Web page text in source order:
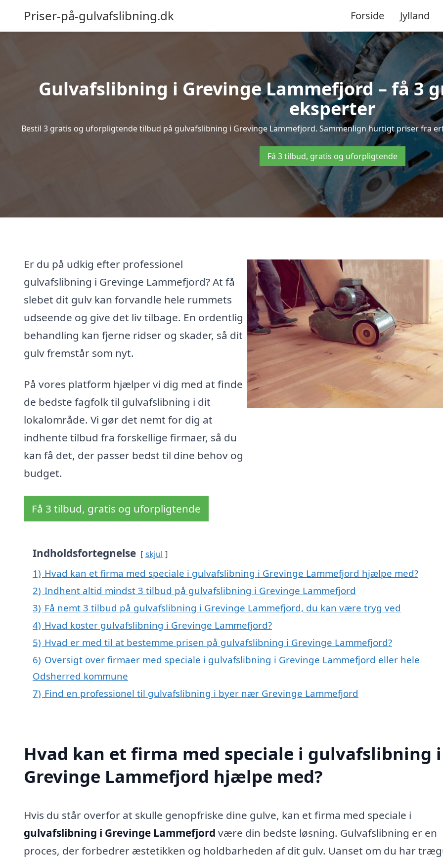
Priser-på-gulvafslibning.dk Forside Jylland
Gulvafslibning i Grevinge Lammefjord – få 3
eksperter
Bestil 3 gratis og uforpligtende tilbud på gulvafslibning i Grevinge Lammefjord. Sammenlign hurtigt priser fra
Få 3 tilbud, gratis og uforpligtende
Er du på udkig efter professionel
gulvafslibning i Grevinge Lammefjord? At få
slebet dit gulv kan forvandle hele rummets
udseende og give det liv tilbage. En ordentlig
behandling kan fjerne ridser og skader, så dit
gulv fremstår som nyt.
På vores platform hjælper vi dig med at finde
de bedste fagfolk til gulvafslibning i dit
lokalområde. Vi gør det nemt for dig at
indhente tilbud fra forskellige firmaer, så du
kan få det, der passer bedst til dine behov og
budget.
Få 3 tilbud, gratis og uforpligtende
Indholdsfortegnelse skjul
1) Hvad kan et firma med speciale i gulvafslibning i Grevinge Lammefjord hjælpe med?
2) Indhent altid mindst 3 tilbud på gulvafslibning i Grevinge Lammefjord
3) Få nemt 3 tilbud på gulvafslibning i Grevinge Lammefjord, du kan være tryg ved
4) Hvad koster gulvafslibning i Grevinge Lammefjord?
5) Hvad er med til at bestemme prisen på gulvafslibning i Grevinge Lammefjord?
6) Oversigt over firmaer med speciale i gulvafslibning i Grevinge Lammefjord eller hele
Odsherred kommune
7) Find en professionel til gulvafslibning i byer nær Grevinge Lammefjord
Hvad kan et firma med speciale i gulvafslibning i
Grevinge Lammefjord hjælpe med?
Hvis du står overfor at skulle genopfriske dine gulve, kan et firma med speciale i
gulvafslibning i Grevinge Lammefjord være din bedste løsning. Gulvafslibning er en
proces, der forbedrer æstetikken og holdbarheden af dit gulv. Uanset om du har